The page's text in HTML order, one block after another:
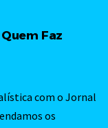
Quem Faz
com o Jornal
os